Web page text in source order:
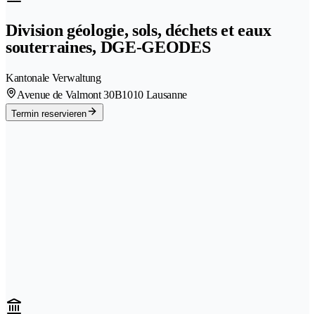
Division géologie, sols, déchets et eaux
souterraines, DGE-GEODES
Kantonale Verwaltung
Avenue de Valmont 30B1010 Lausanne
Termin reservieren